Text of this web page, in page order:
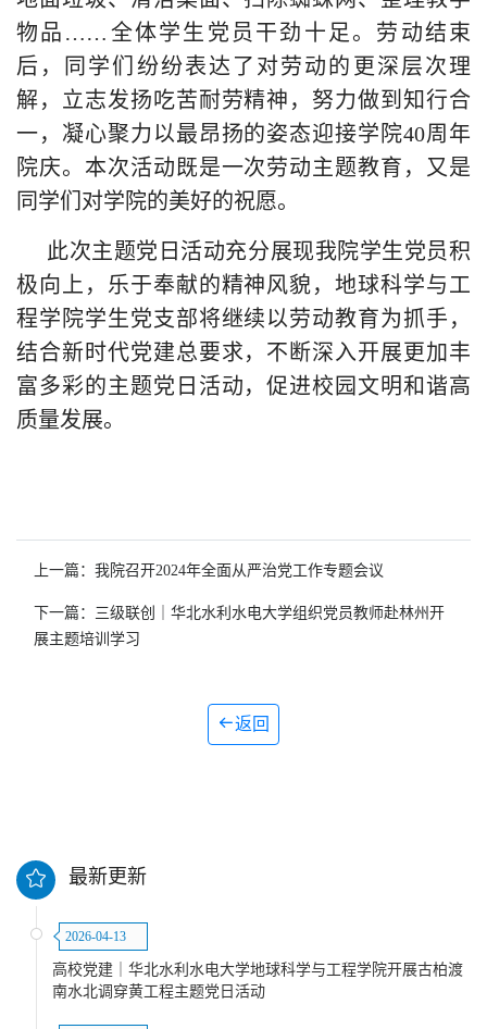
物品……全体学生党员干劲十足。劳动结束
后，同学们纷纷表达了对劳动的更深层次理
解，立志发扬吃苦耐劳精神，努力做到知行合
一，凝心聚力以最昂扬的姿态迎接学院40周年
院庆。本次活动既是一次劳动主题教育，又是
同学们对学院的美好的祝愿。
此次主题党日活动充分展现我院学生党员积
极向上，乐于奉献的精神风貌，地球科学与工
程学院学生党支部将继续以劳动教育为抓手，
结合新时代党建总要求，不断深入开展更加丰
富多彩的主题党日活动，促进校园文明和谐高
质量发展。
上一篇：我院召开2024年全面从严治党工作专题会议
下一篇：三级联创｜华北水利水电大学组织党员教师赴林州开
展主题培训学习
返回
最新更新
2026-04-13
高校党建｜华北水利水电大学地球科学与工程学院开展古柏渡
南水北调穿黄工程主题党日活动